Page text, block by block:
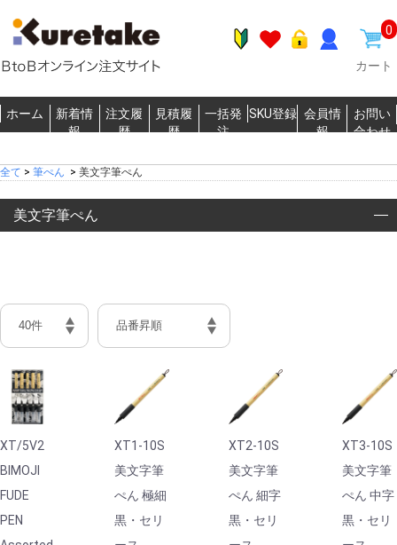
0
カート
ホーム
新着情
報
注文履
歴
見積履
歴
一括発
注
SKU登録 会員情
報
お問い
合わせ
全て > 筆ぺん > 美文字筆ぺん
美文字筆ぺん
XT/5V2
BIMOJI
FUDE
PEN
XT1-10S
美文字筆
ぺん 極細
黒・セリ
XT2-10S
美文字筆
ぺん 細字
黒・セリ
XT3-10S
美文字筆
ぺん 中字
黒・セリ